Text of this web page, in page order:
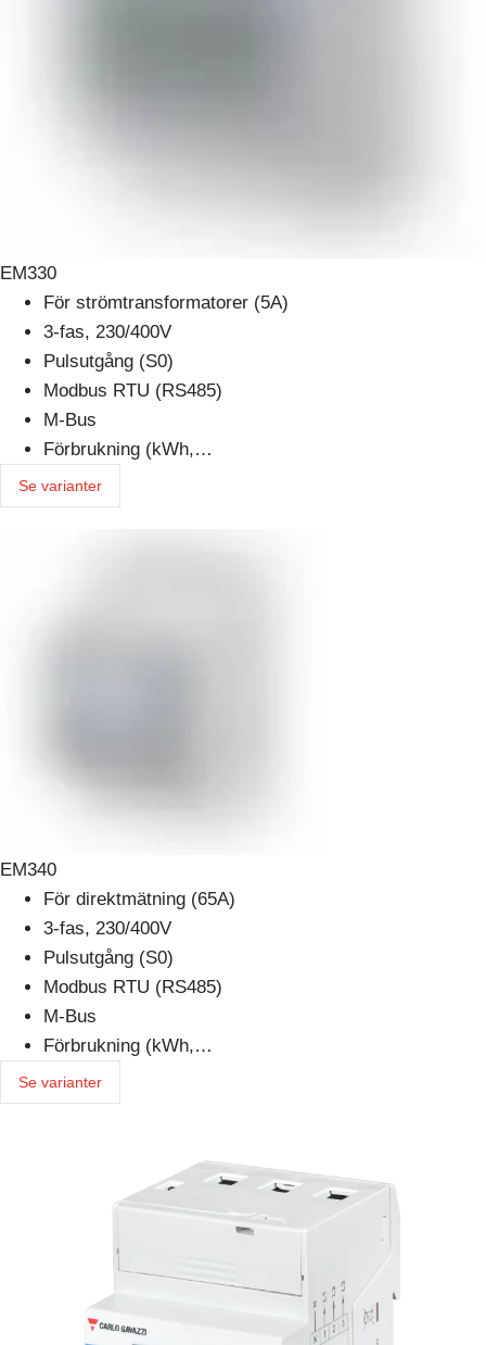
EM330
För strömtransformatorer (5A)
3-fas, 230/400V
Pulsutgång (S0)
Modbus RTU (RS485)
M-Bus
Förbrukning (kWh,…
Se varianter
EM340
För direktmätning (65A)
3-fas, 230/400V
Pulsutgång (S0)
Modbus RTU (RS485)
M-Bus
Förbrukning (kWh,…
Se varianter